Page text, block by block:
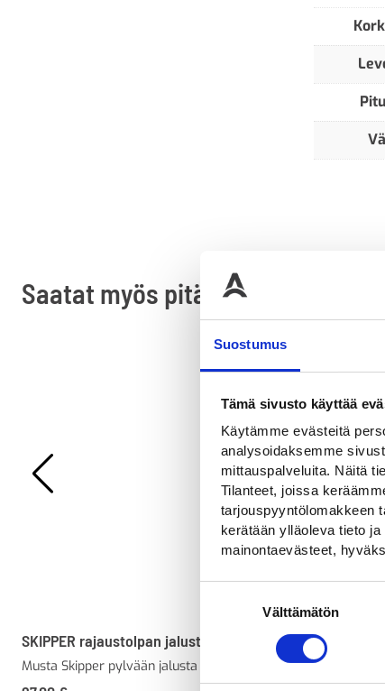
Suostumus
Tämä sivusto käyttää
Käytämme evästeitä
analysoidaksemme
mittauspalveluita. Näitä
Tilanteet, joissa
tarjouspyyntölomakkeen
kerätään ylläoleva tieto
mainontaevästeet,
Välttämätön
Saatat myös pitää...
SKIPPER rajaustolpan jalusta
Musta Skipper pylvään jalusta
SKIPPER
Keltainen